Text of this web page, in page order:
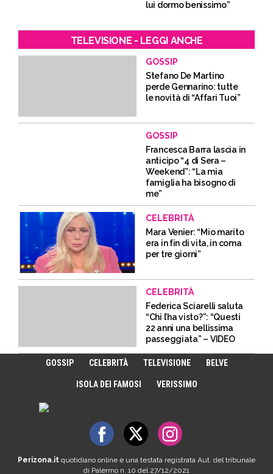
lui dormo benissimo”
TELEVISIONE - LEGGI ANCHE
GOSSIP
Stefano De Martino
perde Gennarino: tutte
le novità di “Affari Tuoi”
GOSSIP
Francesca Barra lascia in
anticipo “4 di Sera –
Weekend”: “La mia
famiglia ha bisogno di
me”
CELEBRITÀ
Mara Venier: “Mio marito
era in fin di vita, in coma
per tre giorni”
CELEBRITÀ
Federica Sciarelli saluta
“Chi l’ha visto?”: “Questi
22 anni una bellissima
passeggiata” – VIDEO
GOSSIP CELEBRITÀ TELEVISIONE BELVE
ISOLA DEI FAMOSI VERISSIMO
Perizona.it quotidiano online è una testata registrata Aut. del tribunale
di Palermo n. 10 del 27/12/2021